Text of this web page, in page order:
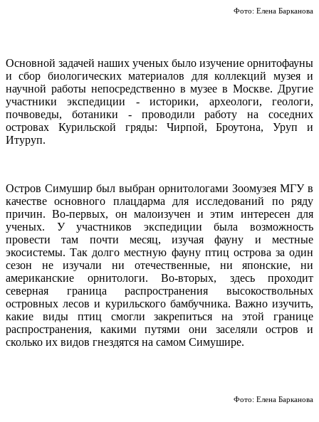
Фото: Елена Барканова
Основной задачей наших ученых было изучение орнитофауны
и сбор биологических материалов для коллекций музея и
научной работы непосредственно в музее в Москве. Другие
участники экспедиции - историки, археологи, геологи,
почвоведы, ботаники - проводили работу на соседних
островах Курильской гряды: Чирпой, Броутона, Уруп и
Итуруп.
Остров Симушир был выбран орнитологами Зоомузея МГУ в
качестве основного плацдарма для исследований по ряду
причин. Во-первых, он малоизучен и этим интересен для
ученых. У участников экспедиции была возможность
провести там почти месяц, изучая фауну и местные
экосистемы. Так долго местную фауну птиц острова за один
сезон не изучали ни отечественные, ни японские, ни
американские орнитологи. Во-вторых, здесь проходит
северная граница распространения высокоствольных
островных лесов и курильского бамбучника. Важно изучить,
какие виды птиц смогли закрепиться на этой границе
распространения, какими путями они заселяли остров и
сколько их видов гнездятся на самом Симушире.
Фото: Елена Барканова